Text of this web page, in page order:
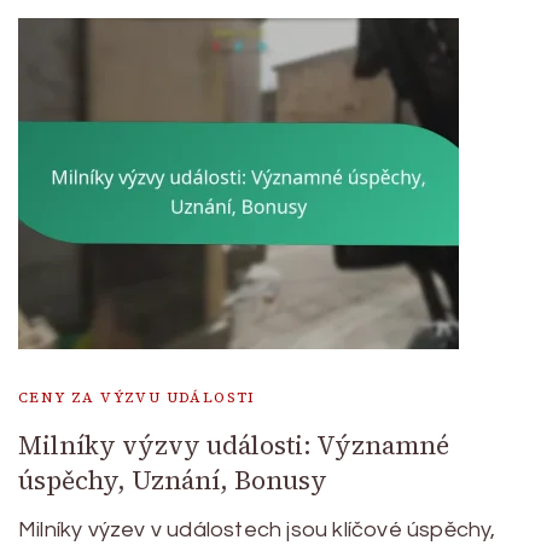
CENY ZA VÝZVU UDÁLOSTI
Milníky výzvy události: Významné
úspěchy, Uznání, Bonusy
Milníky výzev v událostech jsou klíčové úspěchy,